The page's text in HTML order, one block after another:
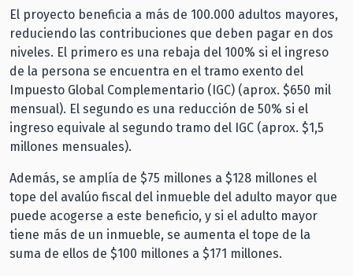
El proyecto beneficia a más de 100.000 adultos mayores,
reduciendo las contribuciones que deben pagar en dos
niveles. El primero es una rebaja del 100% si el ingreso
de la persona se encuentra en el tramo exento del
Impuesto Global Complementario (IGC) (aprox. $650 mil
mensual). El segundo es una reducción de 50% si el
ingreso equivale al segundo tramo del IGC (aprox. $1,5
millones mensuales).
Además, se amplía de $75 millones a $128 millones el
tope del avalúo fiscal del inmueble del adulto mayor que
puede acogerse a este beneficio, y si el adulto mayor
tiene más de un inmueble, se aumenta el tope de la
suma de ellos de $100 millones a $171 millones.